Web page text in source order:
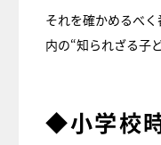
それを確かめるべ
内の“知られざる子
◆小学校